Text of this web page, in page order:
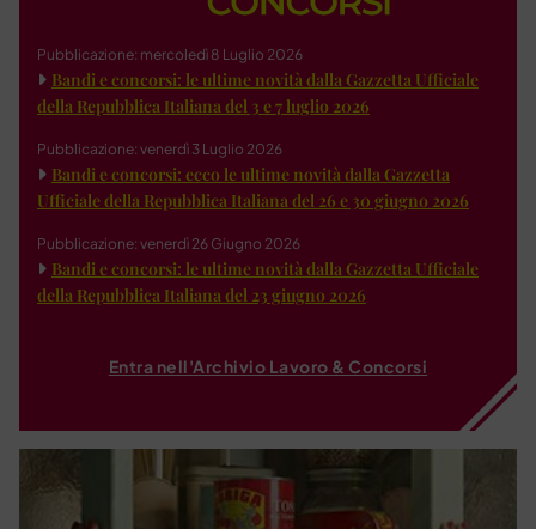
Pubblicazione: mercoledì 8 Luglio 2026
Bandi e concorsi: le ultime novità dalla Gazzetta Ufficiale
della Repubblica Italiana del 3 e 7 luglio 2026
Pubblicazione: venerdì 3 Luglio 2026
Bandi e concorsi: ecco le ultime novità dalla Gazzetta
Ufficiale della Repubblica Italiana del 26 e 30 giugno 2026
Pubblicazione: venerdì 26 Giugno 2026
Bandi e concorsi: le ultime novità dalla Gazzetta Ufficiale
della Repubblica Italiana del 23 giugno 2026
Entra nell'Archivio Lavoro & Concorsi